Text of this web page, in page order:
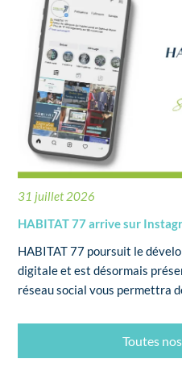
31 juillet 2026
HABITAT 77 arrive sur
HABITAT 77 poursuit le
digitale et est désormais
réseau social vous permettra
Toutes